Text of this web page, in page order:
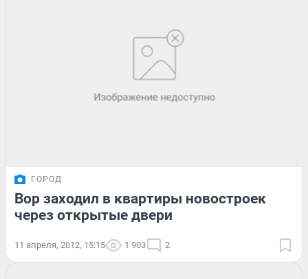
ГОРОД
Вор заходил в квартиры новостроек
через открытые двери
11 апреля, 2012, 15:15 1 903 2